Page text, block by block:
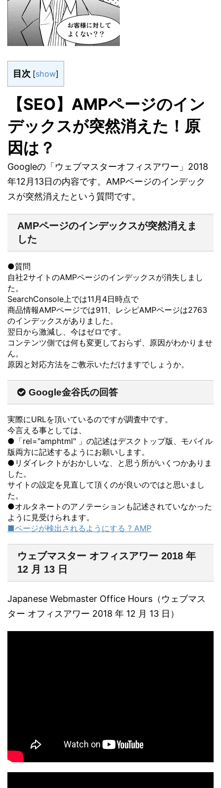
目次 [show]
【SEO】AMPページのイン
デックスが突然消えた！原
因は？
Googleの「ウェブマスターオフィスアワー」2018
年12月13日の内容です。AMPページのインデック
スが突然消えたという質問です。
AMPページのインデックスが突然消えま
した
●質問
自社2サイトのAMPページのインデックスが消失しまし
た。
SearchConsole上では11月4日時点で
商品情報AMPページでは911、レシピAMPページは2763
のインデックスがありました。
翌日から激減し、今はゼロです。
コンテンツ側では何も変更しておらず、原因がわかりませ
ん。
原因と対応方法をご教示いただけますでしょうか。
Google金谷氏の回答
実際にURLを頂いているのですが調査中です。
今言える事としては、
●「rel="amphtml" 」の記述はデスクトップ版、モバイル
版両方に記述するようにお願いします。
●リダイレクトがおかしいな、と思う所がいくつかありま
した。
サイトの設定を見直して頂くのが良いのではと思いまし
た。
●オルタネートのアノテーションも記述されていなかった
ように見受けられます。
■ページが検出されるようにする ? AMP
ウェブマスター オフィスアワー 2018 年
12 月 13 日
Japanese Webmaster Office Hours（ウェブマス
ター オフィスアワー 2018 年 12 月 13 日）